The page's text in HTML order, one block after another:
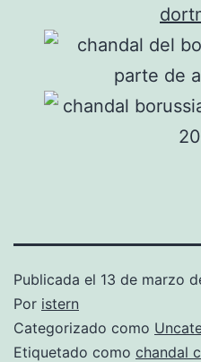
Publicada el 13 de marzo
Por istern
Categorizado como
Etiquetado como chandal